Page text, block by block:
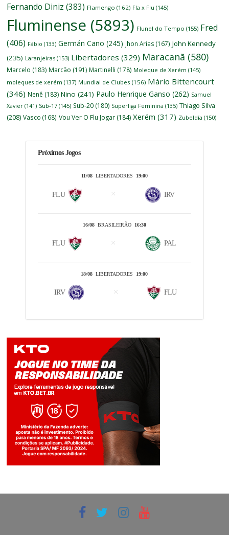
Fernando Diniz (383) Flamengo (162) Fla x Flu (145)
Fluminense (5893) Flunel do Tempo (155) Fred
(406) Fábio (133) Germán Cano (245) Jhon Arias (167) John Kennedy
(235) Laranjeiras (153) Libertadores (329) Maracanã (580)
Marcelo (183) Marcão (191) Martinelli (178) Moleque de Xerém (145)
moleques de xerém (137) Mundial de Clubes (156) Mário Bittencourt
(346) Nenê (183) Nino (241) Paulo Henrique Ganso (262) Samuel
Xavier (141) Sub-17 (145) Sub-20 (180) Superliga Feminina (135) Thiago Silva
(208) Vasco (168) Vou Ver O Flu Jogar (184) Xerém (317) Zubeldía (150)
Próximos Jogos
11/08LIBERTADORES 19:00
FLU IRV
16/08BRASILEIRÃO 16:30
FLU PAL
18/08 LIBERTADORES 19:00
IRV FLU
Jogue com responsabilidade. 18+